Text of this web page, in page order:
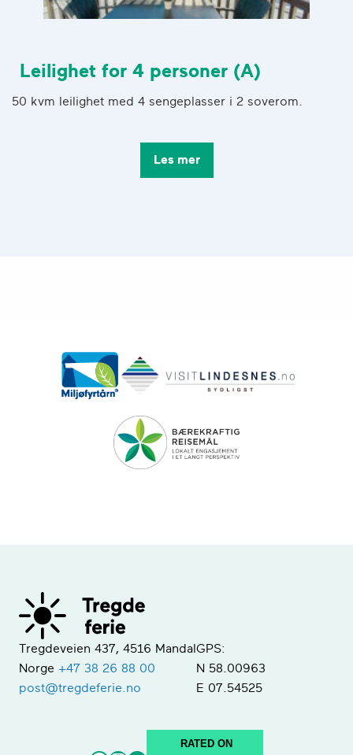
Leilighet for 4 personer (A)
50 kvm leilighet med 4 sengeplasser i 2 soverom.
Les mer
Tregdeveien 437, 4516 Mandal
Norge +47 38 26 88 00
post@tregdeferie.no
GPS:
N 58.00963
E 07.54525
RATED ON